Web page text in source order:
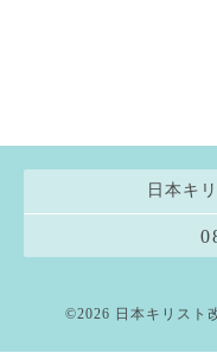
日本キ
©2026 日本キリスト